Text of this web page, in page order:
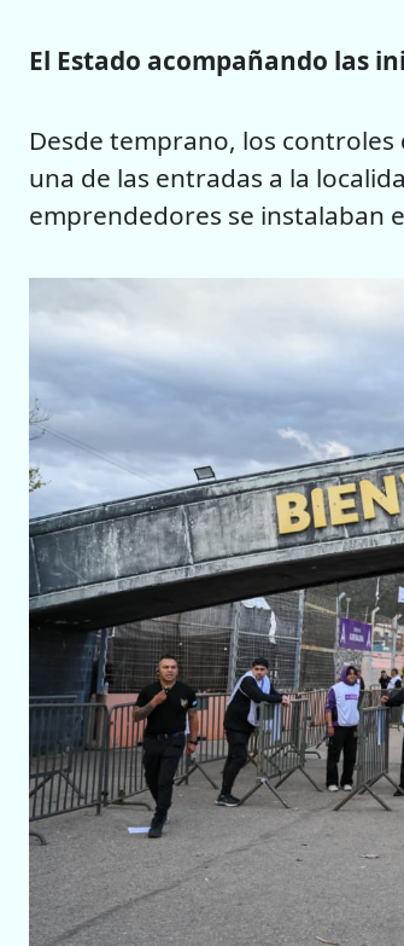
El Estado acompañando las
Desde temprano, los
una de las entradas a la
emprendedores se instalaban